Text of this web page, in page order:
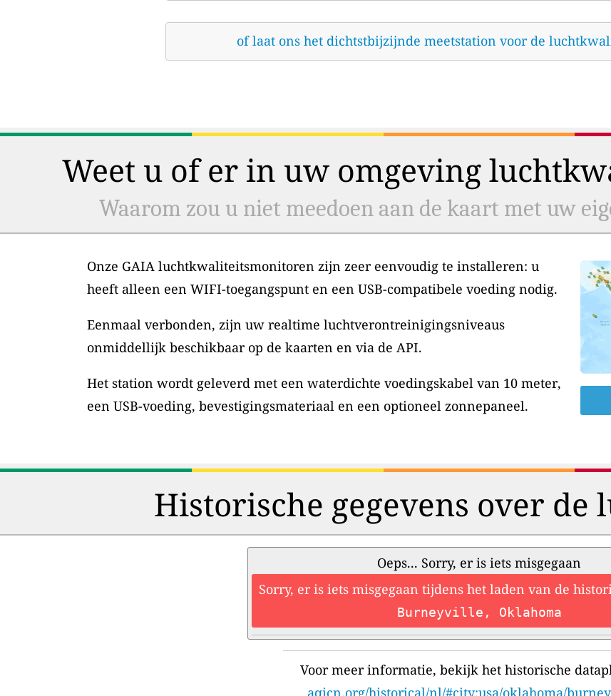
of laat ons het dichtstbijzijnde meetstation voor de
Weet u of er in uw omgeving
Waarom zou u niet meedoen aan de kaart met uw
Onze GAIA luchtkwaliteitsmonitoren zijn zeer eenvoudig te installeren: u
heeft alleen een WIFI-toegangspunt en een USB-compatibele voeding nodig.
Eenmaal verbonden, zijn uw realtime luchtverontreinigingsniveaus
onmiddellijk beschikbaar op de kaarten en via de API.
Het station wordt geleverd met een waterdichte voedingskabel van 10 meter,
een USB-voeding, bevestigingsmateriaal en een optioneel zonnepaneel.
Historische gegevens over
Oeps... Sorry, er is iets misgegaan
Sorry, er is iets misgegaan tijdens het laden van de
Burneyville, Oklahoma
Voor meer informatie, bekijk het historische
aqicn.org/historical/nl/#city:usa/oklahoma/